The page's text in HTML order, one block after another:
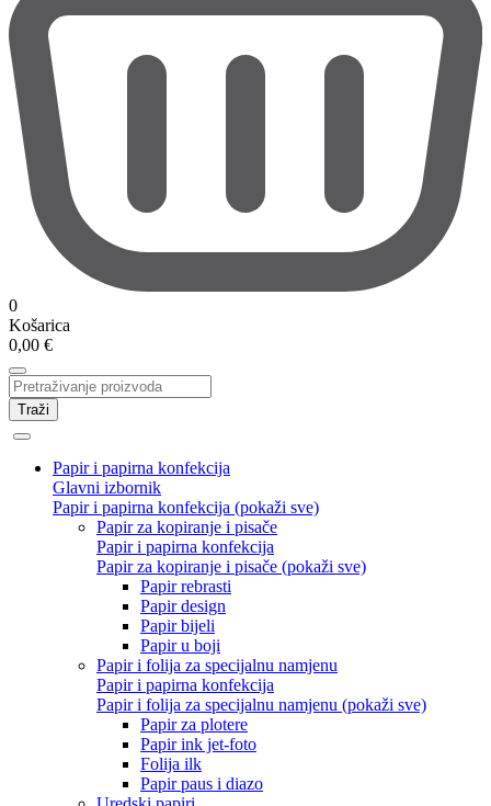
0
Košarica
0,00 €
Traži
Papir i papirna konfekcija
Glavni izbornik
Papir i papirna konfekcija (pokaži sve)
Papir za kopiranje i pisače
Papir i papirna konfekcija
Papir za kopiranje i pisače (pokaži sve)
Papir rebrasti
Papir design
Papir bijeli
Papir u boji
Papir i folija za specijalnu namjenu
Papir i papirna konfekcija
Papir i folija za specijalnu namjenu (pokaži sve)
Papir za plotere
Papir ink jet-foto
Folija ilk
Papir paus i diazo